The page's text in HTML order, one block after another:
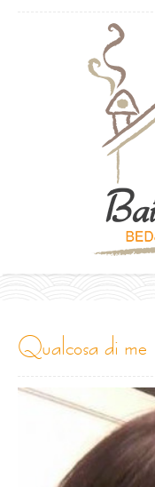
qualcosa di me